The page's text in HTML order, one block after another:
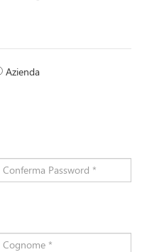
Azienda
Conferma Password *
Cognome *